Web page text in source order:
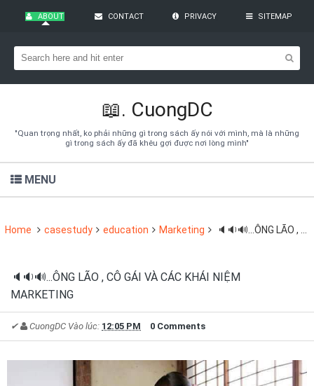
ABOUT CONTACT PRIVACY SITEMAP
📖. CuongDC
"Quan trọng nhất, ko phải những gì trong sách ấy nói với mình, mà là những
gì trong sách ấy đã khêu gợi được nơi lòng mình"
MENU
Home casestudy education Marketing 🔈🔉🔊...ÔNG LÃO , CÔ GÁI VÀ CÁC KHÁI NIỆM MARKETING
🔈🔉🔊...ÔNG LÃO , CÔ GÁI VÀ CÁC KHÁI NIỆM
MARKETING
✔ CuongDC Vào lúc: 12:05 PM 0 Comments
Bạn đang cần tìm kiếm gì?
Theo dõi blog qua Email
Hãy đăng kí theo dõi blog để cập nhật những thủ thuật blogger,